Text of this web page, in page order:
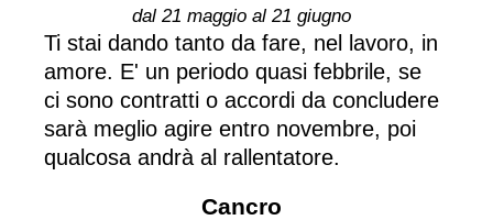
dal 21 maggio al 21 giugno
Ti stai dando tanto da fare, nel lavoro, in
amore. E' un periodo quasi febbrile, se
ci sono contratti o accordi da concludere
sarà meglio agire entro novembre, poi
qualcosa andrà al rallentatore.
Cancro